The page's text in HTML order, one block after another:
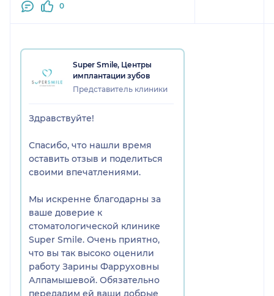
0
Super Smile, Центры
имплантации зубов
Представитель клиники
Здравствуйте!
Спасибо, что нашли время
оставить отзыв и поделиться
своими впечатлениями.
Мы искренне благодарны за
ваше доверие к
стоматологической клинике
Super Smile. Очень приятно,
что вы так высоко оценили
работу Зарины Фарруховны
Алпамышевой. Обязательно
передадим ей ваши добрые